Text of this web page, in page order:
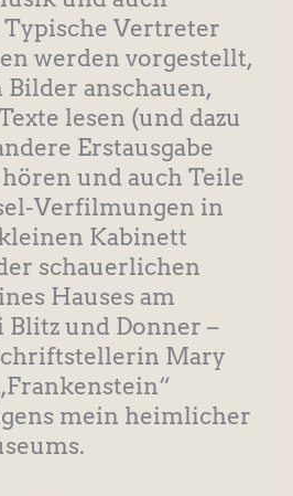
Vertreter
werden vorgestellt,
Bilder anschauen,
lesen (und dazu
Erstausgabe
und auch Teile
Verfilmungen in
Kabinett
schauerlichen
Hauses am
Blitz und Donner –
Mary
mein heimlicher